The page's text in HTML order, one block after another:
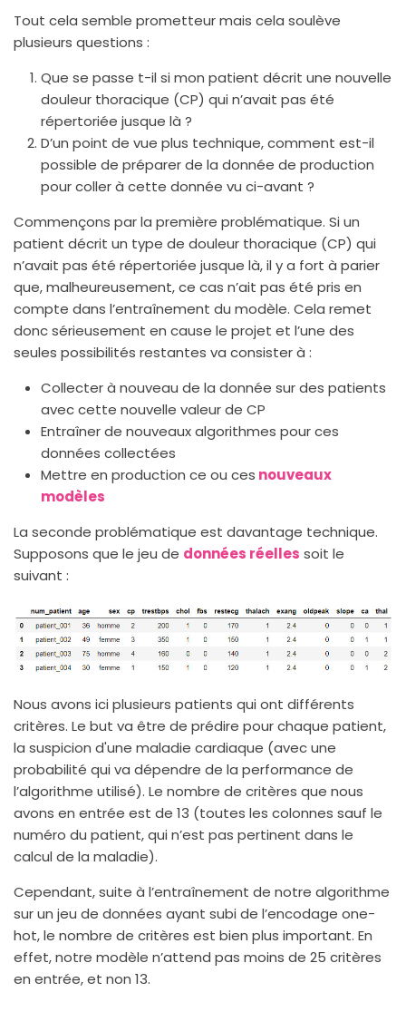
Tout cela semble prometteur mais cela soulève
plusieurs questions :
Que se passe t-il si mon patient décrit une nouvelle
douleur thoracique (CP) qui n’avait pas été
répertoriée jusque là ?
D’un point de vue plus technique, comment est-il
possible de préparer de la donnée de production
pour coller à cette donnée vu ci-avant ?
Commençons par la première problématique. Si un
patient décrit un type de douleur thoracique (CP) qui
n’avait pas été répertoriée jusque là, il y a fort à parier
que, malheureusement, ce cas n’ait pas été pris en
compte dans l’entraînement du modèle. Cela remet
donc sérieusement en cause le projet et l’une des
seules possibilités restantes va consister à :
Collecter à nouveau de la donnée sur des patients
avec cette nouvelle valeur de CP
Entraîner de nouveaux algorithmes pour ces
données collectées
Mettre en production ce ou ces nouveaux
modèles
La seconde problématique est davantage technique.
Supposons que le jeu de données réelles soit le
suivant :
Nous avons ici plusieurs patients qui ont différents
critères. Le but va être de prédire pour chaque patient,
la suspicion d'une maladie cardiaque (avec une
probabilité qui va dépendre de la performance de
l’algorithme utilisé). Le nombre de critères que nous
avons en entrée est de 13 (toutes les colonnes sauf le
numéro du patient, qui n’est pas pertinent dans le
calcul de la maladie).
Cependant, suite à l’entraînement de notre algorithme
sur un jeu de données ayant subi de l’encodage one-
hot, le nombre de critères est bien plus important. En
effet, notre modèle n’attend pas moins de 25 critères
en entrée, et non 13.